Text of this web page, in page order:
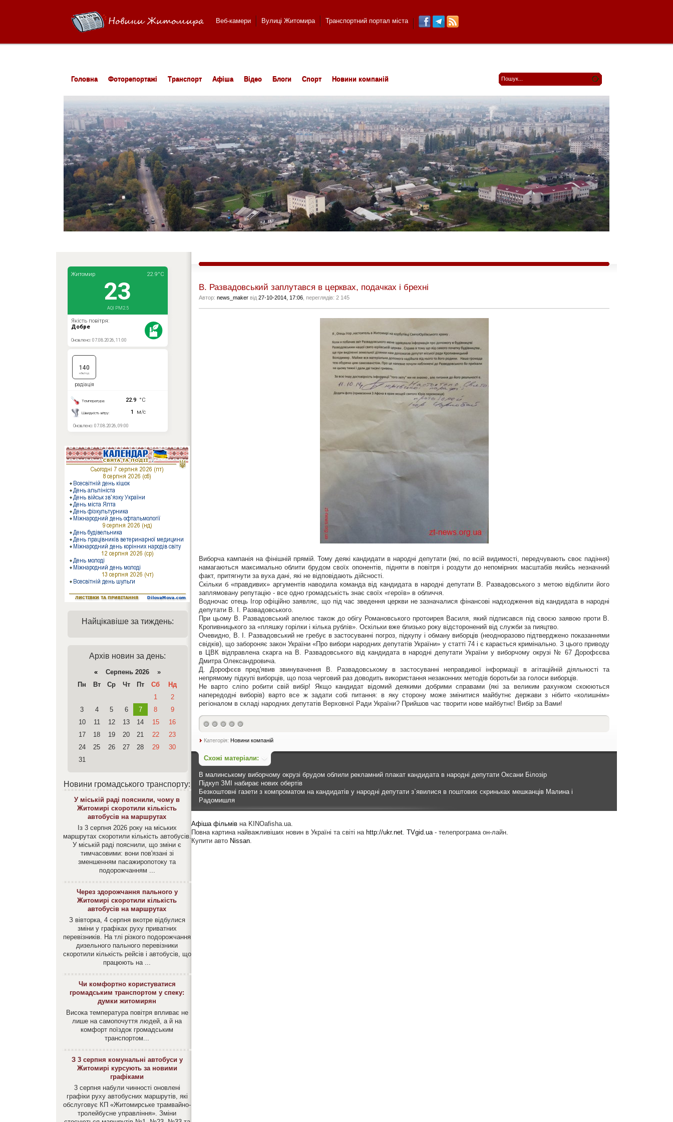
Веб-камери Вулиці Житомира Транспортний портал міста
Головна Фоторепортажі Транспорт Афіша Відео Блоги Спорт Новини компаній
В. Развадовський заплутався в церквах, подачках і брехні
Автор: news_maker від 27-10-2014, 17:06 , переглядів: 2 145
Виборча кампанія на фінішній прямій. Тому деякі кандидати в народні депутати (які, по всій видимості, передчувають своє падіння)
намагаються максимально облити брудом своїх опонентів, підняти в повітря і роздути до непомірних масштабів якийсь незначний
факт, притягнути за вуха дані, які не відповідають дійсності.
Скільки б «правдивих» аргументів наводила команда від кандидата в народні депутати В. Развадовського з метою відбілити його
заплямовану репутацію - все одно громадськість знає своїх «героїв» в обличчя.
Водночас отець Ігор офіційно заявляє, що під час зведення церкви не зазначалися фінансові надходження від кандидата в народні
депутати В. І. Развадовського.
При цьому В. Развадовський апелює також до обігу Романовського протоирея Василя, який підписався під своєю заявою проти В.
Кропивницького за «пляшку горілки і кілька рублів». Оскільки вже близько року відсторонений від служби за пияцтво.
Очевидно, В. І. Развадовський не гребує в застосуванні погроз, підкупу і обману виборців (неодноразово підтверджено показаннями
свідків), що забороняє закон України «Про вибори народних депутатів України» у статті 74 і є карається кримінально. З цього приводу
в ЦВК відправлена ​​скарга на В. Развадовського від кандидата в народні депутати України у виборчому окрузі № 67 Дорофєєва
Дмитра Олександровича.
Д. Дорофєєв пред'явив звинувачення В. Развадовському в застосуванні неправдивої інформації в агітаційній діяльності та
непрямому підкупі виборців, що поза черговий раз доводить використання незаконних методів боротьби за голоси виборців.
Не варто сліпо робити свій вибір! Якщо кандидат відомий деякими добрими справами (які за великим рахунком скоюються
напередодні виборів) варто все ж задати собі питання: в яку сторону може змінитися майбутнє держави з нібито «колишнім»
регіоналом в складі народних депутатів Верховної Ради України? Прийшов час творити нове майбутнє! Вибір за Вами!
Категорія: Новини компаній
Схожі матеріали:
В малинському виборчому окрузі брудом облили рекламний плакат кандидата в народні депутати Оксани Білозір
Підкуп ЗМІ набирає нових обертів
Безкоштовні газети з компроматом на кандидатів у народні депутати з`явилися в поштових скриньках мешканців Малина і
Радомишля
Афіша фільмів на KINOafisha.ua.
Повна картина найважливіших новин в Україні та світі на http://ukr.net TVgid.ua - телепрограма он-лайн.
Купити авто Nissan
Найцікавіше за тиждень:
Архів новин за день:
« Серпень 2026 »
Пн
Вт Ср Чт Пт Сб
Нд
1
2
3
4 5 6 7 8
9
10
11 12 13 14 15
16
17
18 19 20 21 22
23
24
25 26 27 28 29
30
31
Новини громадського транспорту:
У міській раді пояснили, чому в
Житомирі скоротили кількість
автобусів на маршрутах
Із 3 серпня 2026 року на міських
маршрутах скоротили кількість автобусів.
У міській раді пояснили, що зміни є
тимчасовими: вони пов'язані зі
зменшенням пасажиропотоку та
подорожчанням ...
Через здорожчання пального у
Житомирі скоротили кількість
автобусів на маршрутах
З вівторка, 4 серпня вкотре відбулися
зміни у графіках руху приватних
перевізників. На тлі різкого подорожчання
дизельного пального перевізники
скоротили кількість рейсів і автобусів, що
працюють на ...
Чи комфортно користуватися
громадським транспортом у спеку:
думки житомирян
Висока температура повітря впливає не
лише на самопочуття людей, а й на
комфорт поїздок громадським
транспортом...
З 3 серпня комунальні автобуси у
Житомирі курсують за новими
графіками
3 серпня набули чинності оновлені
графіки руху автобусних маршрутів, які
обслуговує КП «Житомирське трамвайно-
тролейбусне управління». Зміни